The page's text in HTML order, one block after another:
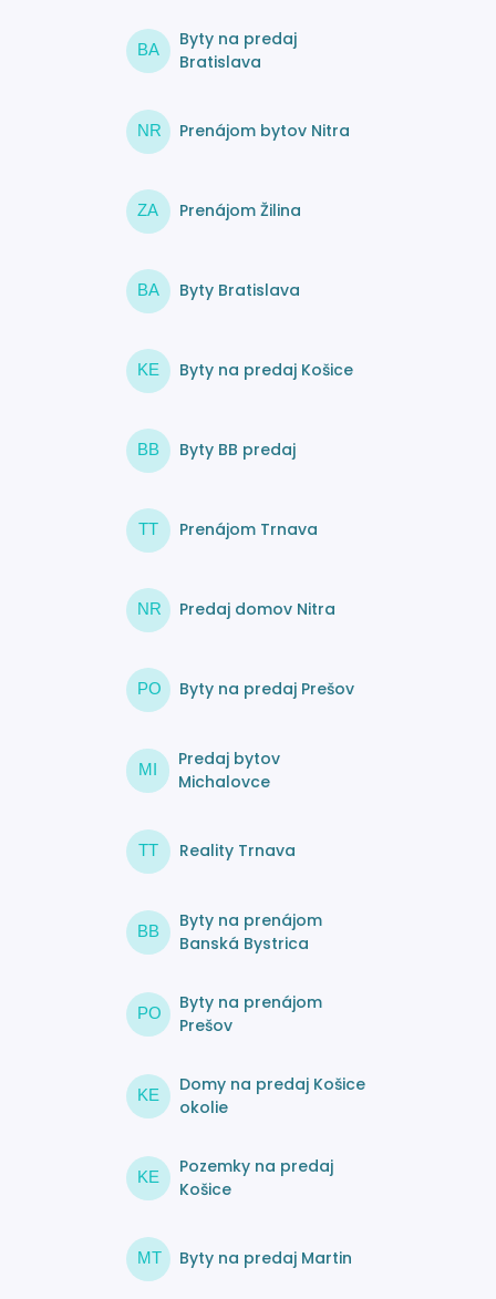
BA
Byty na predaj
Bratislava
NR Prenájom bytov Nitra
ZA Prenájom Žilina
BA Byty Bratislava
KE Byty na predaj Košice
BB Byty BB predaj
TT Prenájom Trnava
NR Predaj domov Nitra
PO Byty na predaj Prešov
MI
Predaj bytov
Michalovce
TT Reality Trnava
BB
Byty na prenájom
Banská Bystrica
PO
Byty na prenájom
Prešov
KE
Domy na predaj Košice
okolie
KE
Pozemky na predaj
Košice
MT Byty na predaj Martin